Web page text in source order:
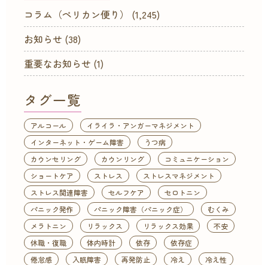
コラム（ペリカン便り）
(1,245)
お知らせ (38)
重要なお知らせ (1)
タグ一覧
アルコール
イライラ・アンガーマネジメント
インターネット・ゲーム障害
うつ病
カウンセリング
カウンリング
コミュニケーション
ショートケア
ストレス
ストレスマネジメント
ストレス関連障害
セルフケア
セロトニン
パニック発作
パニック障害（パニック症）
むくみ
メラトニン
リラックス リラックス効果
不安
休職・復職
体内時計 依存
依存症
倦怠感
入眠障害 再発防止 冷え
冷え性